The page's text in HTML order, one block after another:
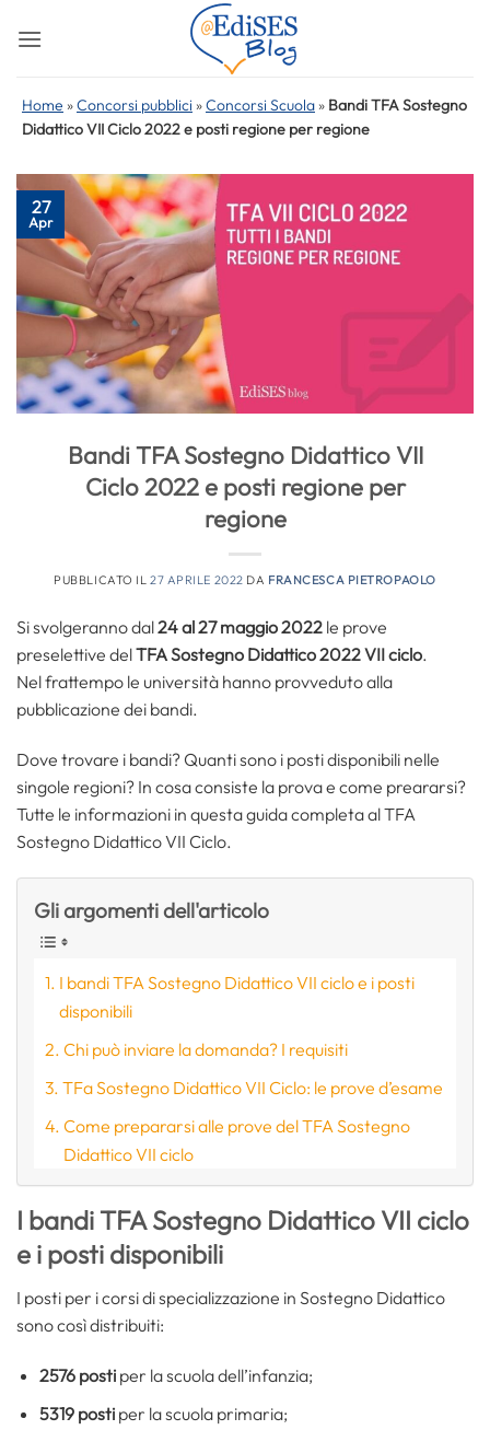
Home »Concorsi pubblici »Concorsi Scuola » Bandi TFA Sostegno
Didattico VII Ciclo 2022 e posti regione per regione
27
Apr
Bandi TFA Sostegno Didattico VII
Ciclo 2022 e posti regione per
regione
PUBBLICATO IL 27 APRILE 2022 DA FRANCESCA PIETROPAOLO
Si svolgeranno dal24 al 27 maggio 2022 le prove
preselettive delTFA Sostegno Didattico 2022 VII ciclo.
Nel frattempo le università hanno provveduto alla
pubblicazione dei bandi.
Dove trovare i bandi? Quanti sono i posti disponibili nelle
singole regioni? In cosa consiste la prova e come preararsi?
Tutte le informazioni in questa guida completa al TFA
Sostegno Didattico VII Ciclo.
Gli argomenti dell'articolo
I bandi TFA Sostegno Didattico VII ciclo e i posti
disponibili
Chi può inviare la domanda? I requisiti
TFa Sostegno Didattico VII Ciclo: le prove d’esame
Come prepararsi alle prove del TFA Sostegno
Didattico VII ciclo
I bandi TFA Sostegno Didattico VII ciclo
e i posti disponibili
I posti per i corsi di specializzazione in Sostegno Didattico
sono così distribuiti:
2576 postiper la scuola dell’infanzia;
5319 postiper la scuola primaria;